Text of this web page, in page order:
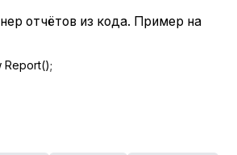
отчётов из кода. Пример на
Report();